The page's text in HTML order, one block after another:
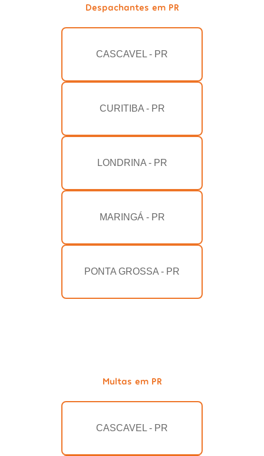
Despachantes em PR
CASCAVEL - PR
CURITIBA - PR
LONDRINA - PR
MARINGÁ - PR
PONTA GROSSA - PR
Multas em PR
CASCAVEL - PR